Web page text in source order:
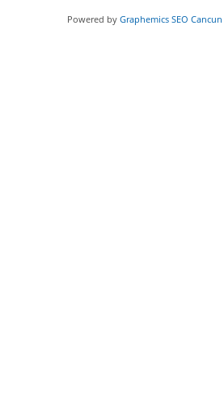
Powered by Graphemics SEO Cancun